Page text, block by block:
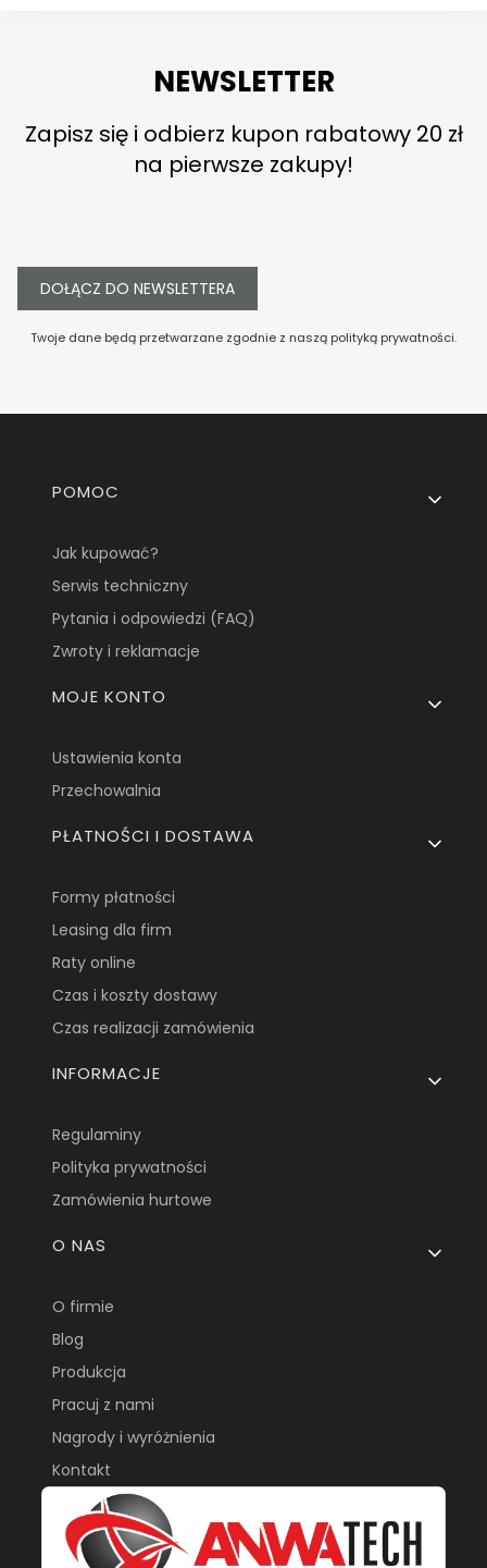
NEWSLETTER
Zapisz się i odbierz kupon rabatowy 20 zł
na pierwsze zakupy!
DOŁĄCZ DO NEWSLETTERA
Twoje dane będą przetwarzane zgodnie z naszą polityką prywatności.
Linki w stopce
POMOC
Jak kupować?
Serwis techniczny
Pytania i odpowiedzi (FAQ)
Zwroty i reklamacje
MOJE KONTO
Ustawienia konta
Przechowalnia
PŁATNOŚCI I DOSTAWA
Formy płatności
Leasing dla firm
Raty online
Czas i koszty dostawy
Czas realizacji zamówienia
INFORMACJE
Regulaminy
Polityka prywatności
Zamówienia hurtowe
O NAS
O firmie
Blog
Produkcja
Pracuj z nami
Nagrody i wyróżnienia
Kontakt